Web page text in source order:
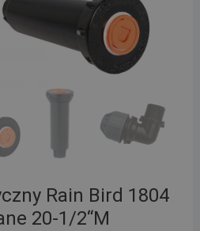
Rain Bird 1804
20-1/2“M